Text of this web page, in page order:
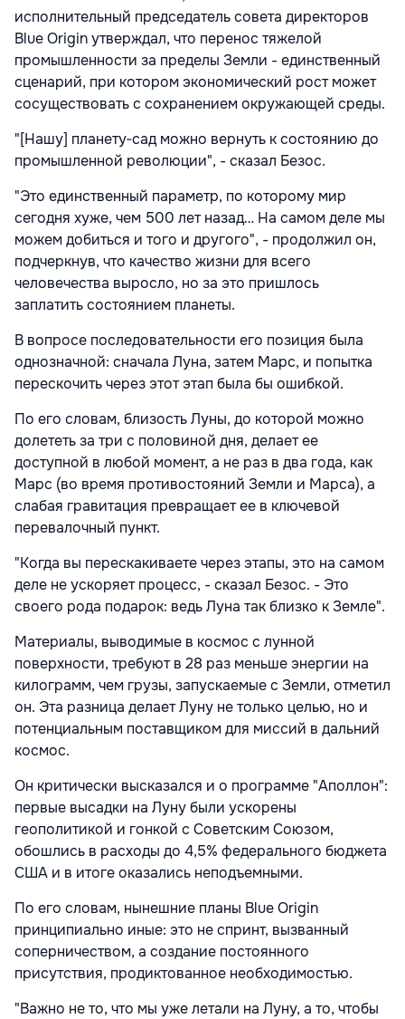
исполнительный председатель совета директоров
Blue Origin утверждал, что перенос тяжелой
промышленности за пределы Земли - единственный
сценарий, при котором экономический рост может
сосуществовать с сохранением окружающей среды.
"[Нашу] планету‑сад можно вернуть к состоянию до
промышленной революции", - сказал Безос.
"Это единственный параметр, по которому мир
сегодня хуже, чем 500 лет назад… На самом деле мы
можем добиться и того и другого", - продолжил он,
подчеркнув, что качество жизни для всего
человечества выросло, но за это пришлось
заплатить состоянием планеты.
В вопросе последовательности его позиция была
однозначной: сначала Луна, затем Марс, и попытка
перескочить через этот этап была бы ошибкой.
По его словам, близость Луны, до которой можно
долететь за три с половиной дня, делает ее
доступной в любой момент, а не раз в два года, как
Марс (во время противостояний Земли и Марса), а
слабая гравитация превращает ее в ключевой
перевалочный пункт.
"Когда вы перескакиваете через этапы, это на самом
деле не ускоряет процесс, - сказал Безос. - Это
своего рода подарок: ведь Луна так близко к Земле".
Материалы, выводимые в космос с лунной
поверхности, требуют в 28 раз меньше энергии на
килограмм, чем грузы, запускаемые с Земли, отметил
он. Эта разница делает Луну не только целью, но и
потенциальным поставщиком для миссий в дальний
космос.
Он критически высказался и о программе "Аполлон":
первые высадки на Луну были ускорены
геополитикой и гонкой с Советским Союзом,
обошлись в расходы до 4,5% федерального бюджета
США и в итоге оказались неподъемными.
По его словам, нынешние планы Blue Origin
принципиально иные: это не спринт, вызванный
соперничеством, а создание постоянного
присутствия, продиктованное необходимостью.
"Важно не то, что мы уже летали на Луну, а то, чтобы